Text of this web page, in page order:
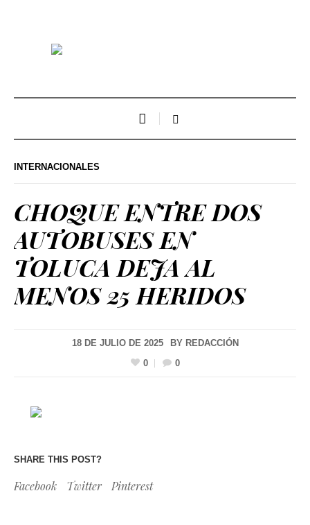
INTERNACIONALES
CHOQUE ENTRE DOS
AUTOBUSES EN
TOLUCA DEJA AL
MENOS 25 HERIDOS
18 DE JULIO DE 2025 BY REDACCIÓN
0
0
SHARE THIS POST?
Facebook Twitter Pinterest